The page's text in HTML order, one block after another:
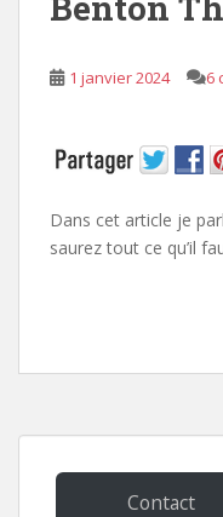
1 janvier 2024 6
Dans cet article je
saurez tout ce qu’il
Contact